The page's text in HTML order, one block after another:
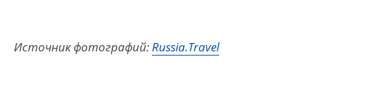
Источник фотографий:Russia.Travel